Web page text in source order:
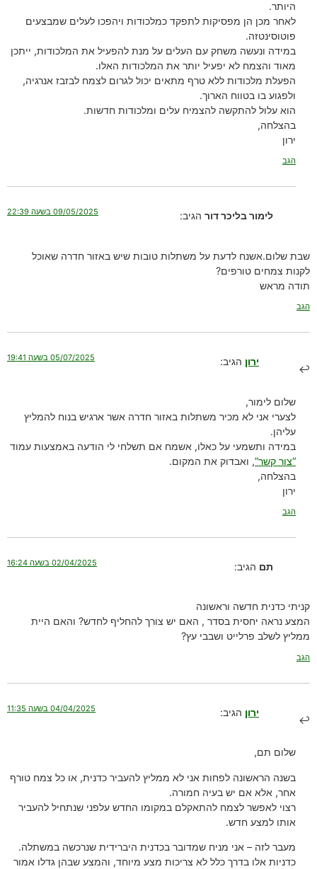
היותר.
לאחר מכן הן מפסיקות לתפקד כמלכודות ויהפכו לעלים שמבצעים
פוטוסינטזה.
במידה ונעשה משחק עם העלים על מנת להפעיל את המלכודות, ייתכן
מאוד והצמח לא יפעיל יותר את המלכודות האלו.
הפעלת מלכודות ללא טרף מתאים יכול לגרום לצמח לבזבז אנרגיה,
ולפגוע בו בטווח הארוך.
הוא עלול להתקשה להצמיח עלים ומלכודות חדשות.
בהצלחה,
ירון
הגב
לימור בליכר דור הגיב: 09/05/2025 בשעה 22:39
שבת שלום.אשנח לדעת על משתלות טובות שיש באזור חדרה שאוכל
לקנות צמחים טורפים?
תודה מראש
הגב
ירון הגיב: 05/07/2025 בשעה 19:41
שלום לימור,
לצערי אני לא מכיר משתלות באזור חדרה אשר ארגיש בנוח להמליץ
עליהן.
במידה ותשמעי על כאלו, אשמח אם תשלחי לי הודעה באמצעות עמוד
“צור קשר”, ואבדוק את המקום.
בהצלחה,
ירון
הגב
תם הגיב: 02/04/2025 בשעה 16:24
קניתי כדנית חדשה וראשונה
המצע נראה יחסית בסדר , האם יש צורך להחליף לחדש? והאם היית
ממליץ לשלב פרלייט ושבבי עץ?
הגב
ירון הגיב: 04/04/2025 בשעה 11:35
שלום תם,
בשנה הראשונה לפחות אני לא ממליץ להעביר כדנית, או כל צמח טורף
אחר, אלא אם יש בעיה חמורה.
רצוי לאפשר לצמח להתאקלם במקומו החדש עלפני שנתחיל להעביר
אותו למצע חדש.
מעבר לזה – אני מניח שמדובר בכדנית היברידית שנרכשה במשתלה.
כדניות אלו בדרך כלל לא צריכות מצע מיוחד, והמצע שבהן גדלו אמור